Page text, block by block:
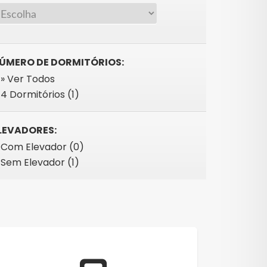
DE DORMITÓRIOS:
» Ver Todos
4 Dormitórios (1)
Com Elevador (0)
Sem Elevador (1)